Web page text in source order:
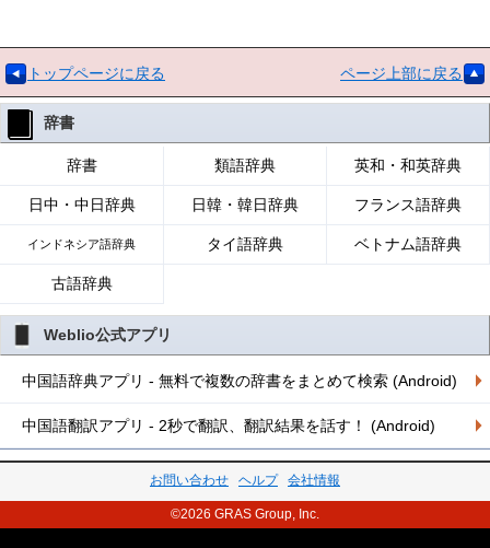
トップページに戻る ページ上部に戻る
辞書
辞書 類語辞典 英和・和英辞典
日中・中日辞典 日韓・韓日辞典 フランス語辞典
インドネシア語辞典 タイ語辞典 ベトナム語辞典
古語辞典
Weblio公式アプリ
中国語辞典アプリ - 無料で複数の辞書をまとめて検索 (Android)
中国語翻訳アプリ - 2秒で翻訳、翻訳結果を話す！ (Android)
お問い合わせ ヘルプ 会社情報
©2026 GRAS Group, Inc.